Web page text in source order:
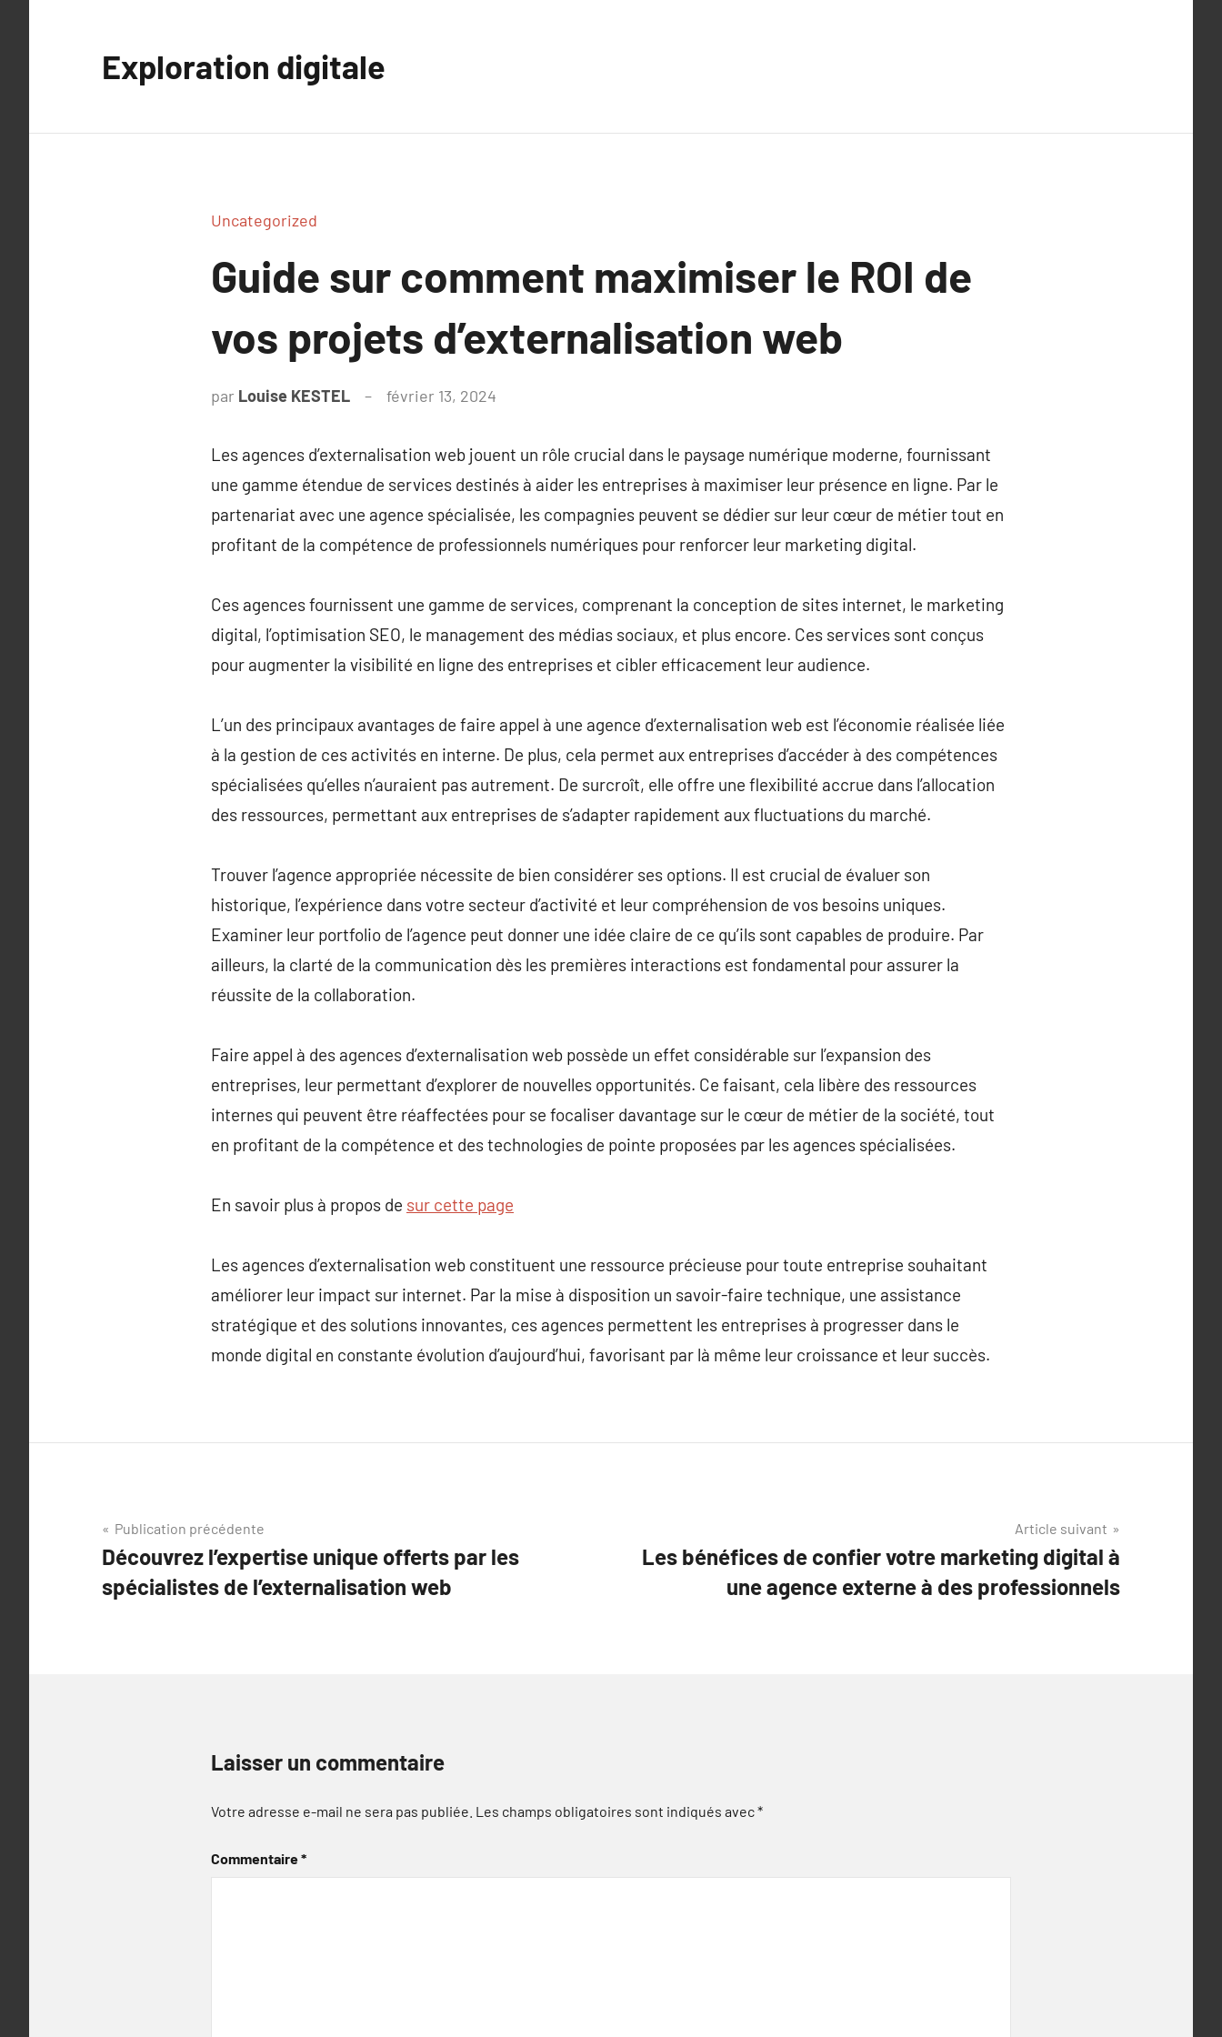
Exploration digitale
Uncategorized
Guide sur comment maximiser le ROI de
vos projets d’externalisation web
par Louise KESTEL février 13, 2024
Les agences d’externalisation web jouent un rôle crucial dans le paysage numérique moderne, fournissant
une gamme étendue de services destinés à aider les entreprises à maximiser leur présence en ligne. Par le
partenariat avec une agence spécialisée, les compagnies peuvent se dédier sur leur cœur de métier tout en
profitant de la compétence de professionnels numériques pour renforcer leur marketing digital.
Ces agences fournissent une gamme de services, comprenant la conception de sites internet, le marketing
digital, l’optimisation SEO, le management des médias sociaux, et plus encore. Ces services sont conçus
pour augmenter la visibilité en ligne des entreprises et cibler efficacement leur audience.
L’un des principaux avantages de faire appel à une agence d’externalisation web est l’économie réalisée liée
à la gestion de ces activités en interne. De plus, cela permet aux entreprises d’accéder à des compétences
spécialisées qu’elles n’auraient pas autrement. De surcroît, elle offre une flexibilité accrue dans l’allocation
des ressources, permettant aux entreprises de s’adapter rapidement aux fluctuations du marché.
Trouver l’agence appropriée nécessite de bien considérer ses options. Il est crucial de évaluer son
historique, l’expérience dans votre secteur d’activité et leur compréhension de vos besoins uniques.
Examiner leur portfolio de l’agence peut donner une idée claire de ce qu’ils sont capables de produire. Par
ailleurs, la clarté de la communication dès les premières interactions est fondamental pour assurer la
réussite de la collaboration.
Faire appel à des agences d’externalisation web possède un effet considérable sur l’expansion des
entreprises, leur permettant d’explorer de nouvelles opportunités. Ce faisant, cela libère des ressources
internes qui peuvent être réaffectées pour se focaliser davantage sur le cœur de métier de la société, tout
en profitant de la compétence et des technologies de pointe proposées par les agences spécialisées.
En savoir plus à propos de sur cette page
Les agences d’externalisation web constituent une ressource précieuse pour toute entreprise souhaitant
améliorer leur impact sur internet. Par la mise à disposition un savoir-faire technique, une assistance
stratégique et des solutions innovantes, ces agences permettent les entreprises à progresser dans le
monde digital en constante évolution d’aujourd’hui, favorisant par là même leur croissance et leur succès.
Navigation
de
l’article
Publication précédente
Découvrez l’expertise unique offerts par les
spécialistes de l’externalisation web
Article suivant
Les bénéfices de confier votre marketing digital à
une agence externe à des professionnels
Laisser un commentaire
Votre adresse e-mail ne sera pas publiée. Les champs obligatoires sont indiqués avec*
Commentaire*